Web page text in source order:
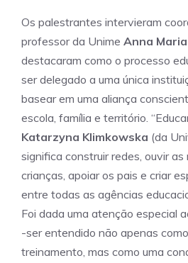
Os palestrantes intervieram
professor da Unime Anna
destacaram como o processo
ser delegado a uma única
basear em uma aliança
escola, família e território.
Katarzyna Klimkowska (da
significa construir redes, ouvir
crianças, apoiar os pais e criar
entre todas as agências
Foi dada uma atenção especial
-ser entendido não apenas
treinamento, mas como uma